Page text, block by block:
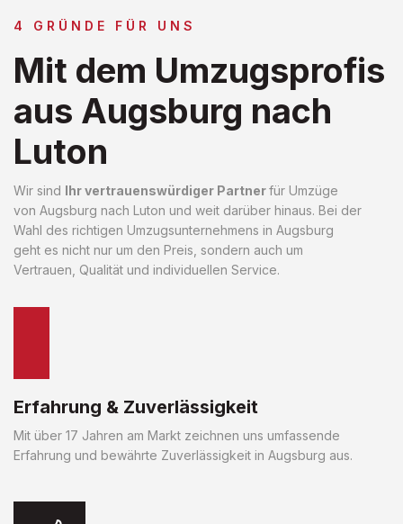
4 GRÜNDE FÜR UNS
Mit dem Umzugsprofis
aus Augsburg nach
Luton
Wir sind Ihr vertrauenswürdiger Partnerfür Umzüge
von Augsburg nach Luton und weit darüber hinaus. Bei der
Wahl des richtigen Umzugsunternehmens in Augsburg
geht es nicht nur um den Preis, sondern auch um
Vertrauen, Qualität und individuellen Service.
Erfahrung & Zuverlässigkeit
Mit über 17 Jahren am Markt zeichnen uns umfassende
Erfahrung und bewährte Zuverlässigkeit in Augsburg aus.